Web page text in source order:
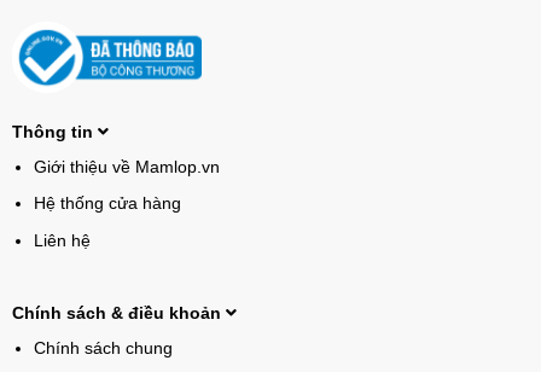
Thông tin
Giới thiệu về Mamlop.vn
Hệ thống cửa hàng
Liên hệ
Chính sách & điều khoản
Chính sách chung